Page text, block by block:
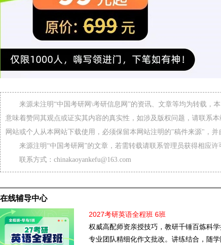
来源未注明“中国考研网\考研信息网”的资讯、文章等均为转载，
意味着赞同其观点或证实其内容的真实性，如涉及版权问题，请联系
网站或个人从本网站下载使用，必须保留本网站注明的"稿件来源"，
来源注明“中国考研网”的文章，若需转载请联系管理员获得相应许
联系方式：chinakaoyankefu@163.com
在线辅导中心
2027考研英语全程班 6班
权威高配师资亲授技巧，教研千锤百炼科
专业团队精细化作文批改。讲练结合，随